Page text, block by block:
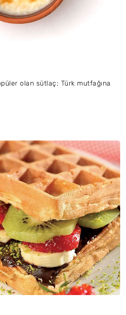
olan sütlaç; Türk mutfağına